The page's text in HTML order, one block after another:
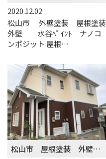
2020.12.02
松山市 外壁塗装 屋根塗装
外壁 水谷ﾍﾟｲﾝﾄ ナノコ
ンポジット 屋根…
松山市 屋根塗装 外壁塗装